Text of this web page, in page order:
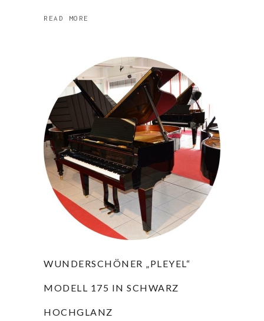
READ MORE
WUNDERSCHÖNER „PLEYEL“
MODELL 175 IN SCHWARZ
HOCHGLANZ